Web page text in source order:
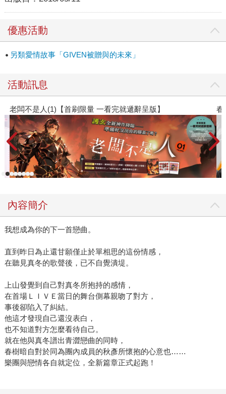
優惠活動
另類愛情故事「GIVEN被贈與的未來」
活動訊息
春光ｘ奇幻基地｜全書系展
內容簡介
我想成為你的下一首戀曲。
直到昨日為止還甘願僅止於單相思的這份情感，
在聽見真冬的歌聲後，已不自覺潰堤。
上山發覺到自己對真冬所抱持的感情，
在首場ＬＩＶＥ當日的舞台側幕親吻了對方，
事後卻陷入了糾結。
他這才發現自己還沒表白，
也不知道對方怎麼看待自己。
就在他與真冬譜出青澀戀曲的同時，
春樹暗自對於同為團內成員的秋彥所懷抱的心意也……
樂團與戀情各自就定位，全新篇章正式起跑！